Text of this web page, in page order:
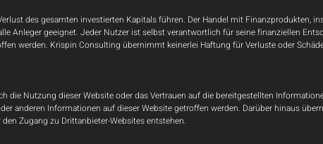
des gesamten investierten Kapitals führen. Der Handel mit Finanzprodukten,
Anleger geeignet. Jeder Nutzer ist selbst verantwortlich für seine finanziellen
werden. Krispin Consulting übernimmt keinerlei Haftung für Verluste oder
Nutzung dieser Website oder das Vertrauen auf die bereitgestellten
anderen Informationen auf dieser Website getroffen werden. Darüber hinaus
Zugang zu Drittanbieter-Websites entstehen.